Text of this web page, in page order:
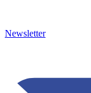
Newsletter